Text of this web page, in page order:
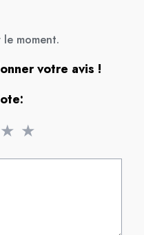
moment.
votre avis !
★ ★